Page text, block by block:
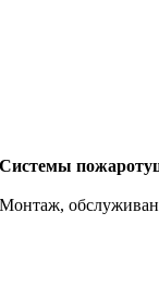
Системы
Монтаж,